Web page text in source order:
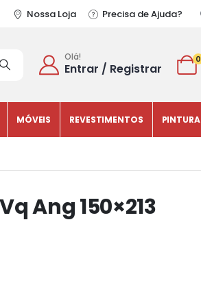
Nossa Loja Precisa de Ajuda?
Olá!
Entrar / Registrar
0
MÓVEIS REVESTIMENTOS PINTURA
Ang 150×213